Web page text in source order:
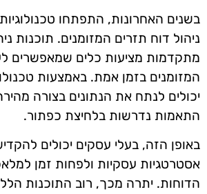
בשנים האחרונות, התפתחו
ניהול דוח תזרים המזומנים. תוכנות
מתקדמות מציעות כלים שמאפשרים
המזומנים בזמן אמת. באמצעות
יכולים לנתח את הנתונים בצורה
התאמות נדרשות בלחיצת כפתור.
באופן הזה, בעלי עסקים יכולים
אסטרטגיות עסקיות ולפחות זמן
הדוחות. יתרה מכך, רוב התוכנות